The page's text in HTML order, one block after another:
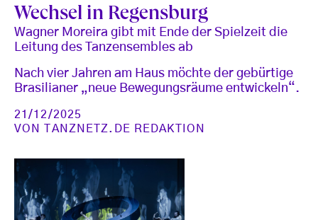
Wechsel in Regensburg
Wagner Moreira gibt mit Ende der Spielzeit die
Leitung des Tanzensembles ab
Nach vier Jahren am Haus möchte der gebürtige
Brasilianer „neue Bewegungsräume entwickeln“.
21/12/2025
VON
TANZNETZ.DE REDAKTION